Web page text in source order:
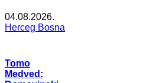
04.08.2026.
Herceg Bosna
Tomo
Medved: